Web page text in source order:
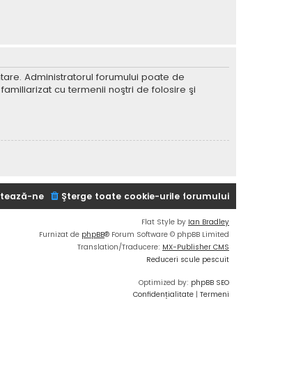
Administratorul forumului poate de
cu termenii noştri de folosire şi
Şterge toate cookie-urile forumului
ne
Flat Style by Ian Bradley
Furnizat de phpBB® Forum Software © phpBB Limited
Translation/Traducere: MX-Publisher CMS
Reduceri scule pescuit
Optimized by: phpBB SEO
Confidențialitate | Termeni